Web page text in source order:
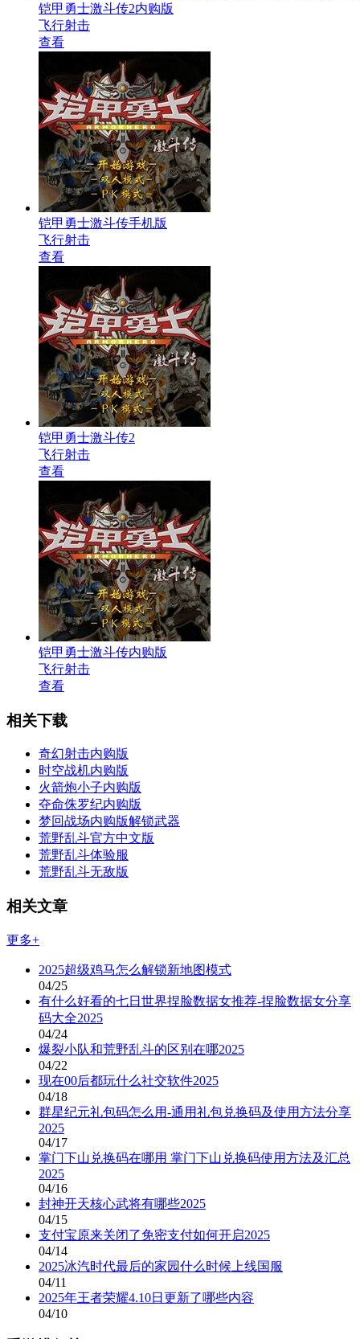
铠甲勇士激斗传2内购版
飞行射击
查看
铠甲勇士激斗传手机版
飞行射击
查看
铠甲勇士激斗传2
飞行射击
查看
铠甲勇士激斗传内购版
飞行射击
查看
相关下载
奇幻射击内购版
时空战机内购版
火箭炮小子内购版
夺命侏罗纪内购版
梦回战场内购版解锁武器
荒野乱斗官方中文版
荒野乱斗体验服
荒野乱斗无敌版
相关文章
更多+
2025超级鸡马怎么解锁新地图模式
04/25
有什么好看的七日世界捏脸数据女推荐-捏脸数据女分享
码大全2025
04/24
爆裂小队和荒野乱斗的区别在哪2025
04/22
现在00后都玩什么社交软件2025
04/18
群星纪元礼包码怎么用-通用礼包兑换码及使用方法分享
2025
04/17
掌门下山兑换码在哪用 掌门下山兑换码使用方法及汇总
2025
04/16
封神开天核心武将有哪些2025
04/15
支付宝原来关闭了免密支付如何开启2025
04/14
2025冰汽时代最后的家园什么时候上线国服
04/11
2025年王者荣耀4.10日更新了哪些内容
04/10